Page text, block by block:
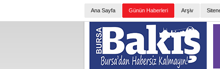
Ana Sayfa Günün Haberleri Arşiv